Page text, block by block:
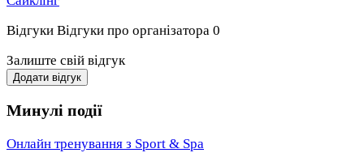
Відгуки Відгуки про організатора 0
Залиште свій відгук
Додати відгук
Минулі події
Онлайн тренування з Sport & Spa